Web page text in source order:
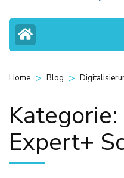
Home > Blog >
Kategorie:
Expert+